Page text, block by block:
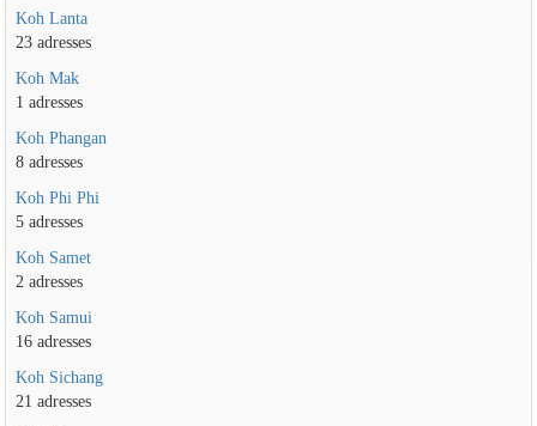
Koh Lanta
23 adresses
Koh Mak
1 adresses
Koh Phangan
8 adresses
Koh Phi Phi
5 adresses
Koh Samet
2 adresses
Koh Samui
16 adresses
Koh Sichang
21 adresses